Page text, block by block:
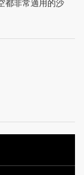
都非常適用的沙